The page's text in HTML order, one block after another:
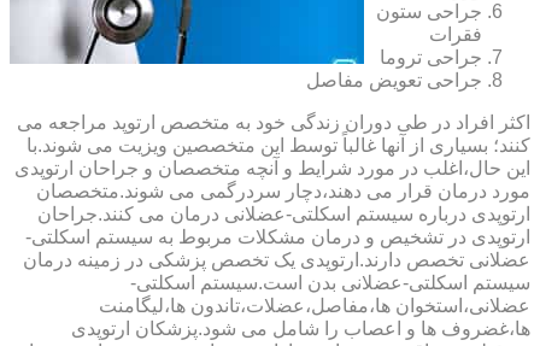
جراحی ستون
فقرات
جراحی تروما
جراحی تعویض مفاصل
اکثر افراد در طی دوران زندگی خود به متخصص ارتوپد مراجعه می
کنند؛ بسیاری از آنها غالباً توسط این متخصصین ویزیت می شوند.با
این حال،اغلب در مورد شرایط و آنچه متخصصان و جراحان ارتوپدی
مورد درمان قرار می دهند،دچار سردرگمی می شوند.متخصصان
ارتوپدی درباره سیستم اسکلتی-عضلانی درمان می کنند.جراحان
ارتوپدی در تشخیص و درمان مشکلات مربوط به سیستم اسکلتی-
عضلانی تخصص دارند.ارتوپدی یک تخصص پزشکی در زمینه درمان
سیستم اسکلتی-عضلانی بدن است.سیستم اسکلتی-
عضلانی،استخوان ها،مفاصل،عضلات،تاندون ها،لیگامنت
ها،غضروف ها و اعصاب را شامل می شود.پزشکان ارتوپدی